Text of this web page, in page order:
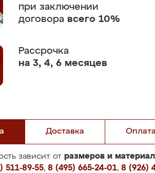
при заключении
договора всего 10%
Рассрочка
на 3, 4, 6 месяцев
Доставка Оплата
зависит от размеров и
511-89-55, 8 (495) 665-24-01, 8 (926)